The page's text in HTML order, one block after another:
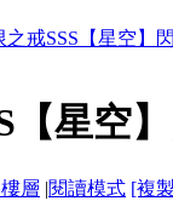
之戒SSS【星空】
【星空
層 |閱讀模式 [複